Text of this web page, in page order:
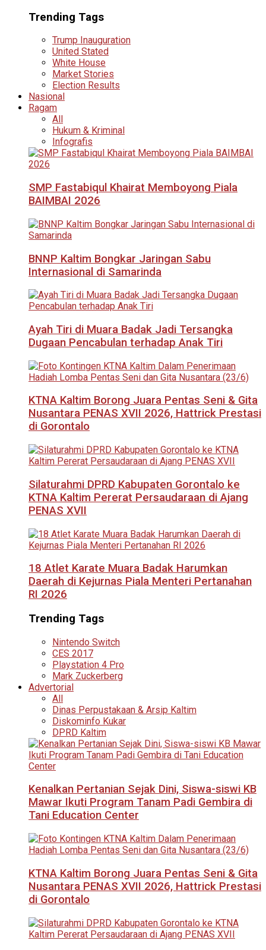
Trending Tags
Trump Inauguration
United Stated
White House
Market Stories
Election Results
Nasional
Ragam
All
Hukum & Kriminal
Infografis
SMP Fastabiqul Khairat Memboyong Piala
BAIMBAI 2026
BNNP Kaltim Bongkar Jaringan Sabu
Internasional di Samarinda
Ayah Tiri di Muara Badak Jadi Tersangka
Dugaan Pencabulan terhadap Anak Tiri
KTNA Kaltim Borong Juara Pentas Seni & Gita
Nusantara PENAS XVII 2026, Hattrick Prestasi
di Gorontalo
Silaturahmi DPRD Kabupaten Gorontalo ke
KTNA Kaltim Pererat Persaudaraan di Ajang
PENAS XVII
18 Atlet Karate Muara Badak Harumkan
Daerah di Kejurnas Piala Menteri Pertanahan
RI 2026
Trending Tags
Nintendo Switch
CES 2017
Playstation 4 Pro
Mark Zuckerberg
Advertorial
All
Dinas Perpustakaan & Arsip Kaltim
Diskominfo Kukar
DPRD Kaltim
Kenalkan Pertanian Sejak Dini, Siswa-siswi KB
Mawar Ikuti Program Tanam Padi Gembira di
Tani Education Center
KTNA Kaltim Borong Juara Pentas Seni & Gita
Nusantara PENAS XVII 2026, Hattrick Prestasi
di Gorontalo